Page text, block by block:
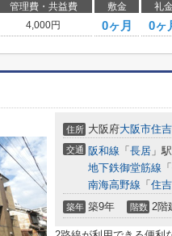
管理費・共益費 敷金 礼金
4,000円 0ヶ月 0ヶ
住所 大阪府大阪市住
交通 阪和線 「 長居 」
地下鉄御堂筋線 「
南海高野線 「 住
築年 築9年 階数 2階